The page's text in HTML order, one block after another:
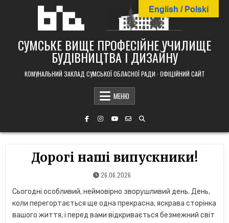
СУМСЬКЕ ВИЩЕ ПРОФЕСІЙНЕ УЧИЛИЩЕ
БУДІВНИЦТВА І ДИЗАЙНУ
КОМУНАЛЬНИЙ ЗАКЛАД СУМСЬКОЇ ОБЛАСНОЇ РАДИ · ОФІЦІЙНИЙ САЙТ
МЕНЮ
Дорогі наші випускники!
26.06.2026
Сьогодні особливий, неймовірно зворушливий день. День,
коли перегортається ще одна прекрасна, яскрава сторінка
вашого життя, і перед вами відкривається безмежний світ
English / Polski